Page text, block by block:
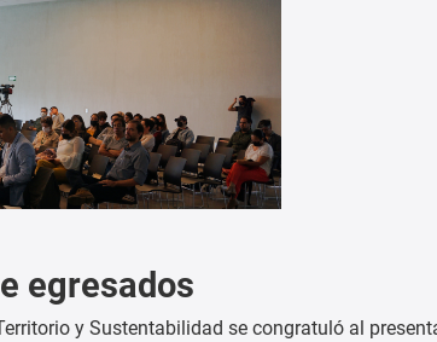
egresados
y Sustentabilidad se congratuló al